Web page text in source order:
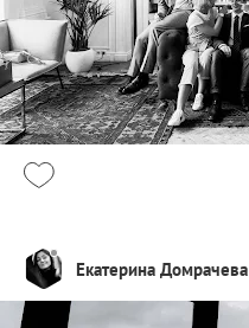
Екатерина Домрачева